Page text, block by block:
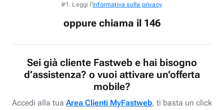
#1. Leggi l'informativa sulla privacy.
oppure chiama il 146
Sei già cliente Fastweb e hai bisogno
d’assistenza? o vuoi attivare un’offerta
mobile?
Accedi alla tua Area Clienti MyFastweb, ti basta un click